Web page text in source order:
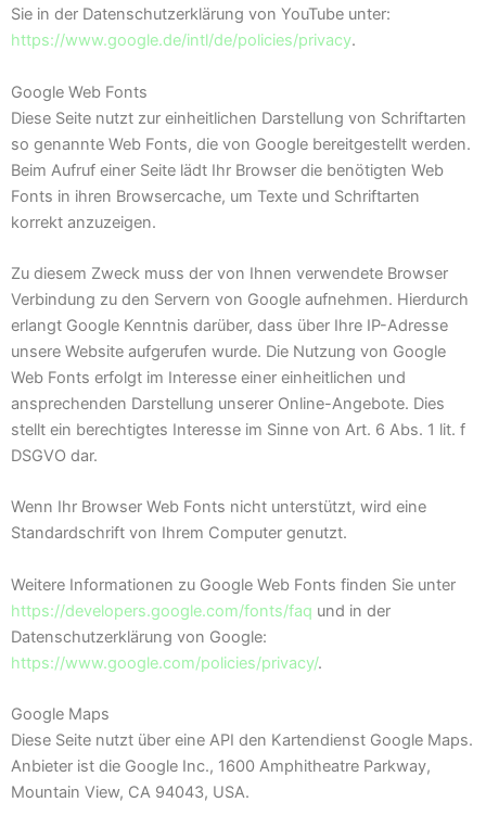
Sie in der Datenschutzerklärung von YouTube unter:
https://www.google.de/intl/de/policies/privacy.
Google Web Fonts
Diese Seite nutzt zur einheitlichen Darstellung von Schriftarten
so genannte Web Fonts, die von Google bereitgestellt werden.
Beim Aufruf einer Seite lädt Ihr Browser die benötigten Web
Fonts in ihren Browsercache, um Texte und Schriftarten
korrekt anzuzeigen.
Zu diesem Zweck muss der von Ihnen verwendete Browser
Verbindung zu den Servern von Google aufnehmen. Hierdurch
erlangt Google Kenntnis darüber, dass über Ihre IP-Adresse
unsere Website aufgerufen wurde. Die Nutzung von Google
Web Fonts erfolgt im Interesse einer einheitlichen und
ansprechenden Darstellung unserer Online-Angebote. Dies
stellt ein berechtigtes Interesse im Sinne von Art. 6 Abs. 1 lit. f
DSGVO dar.
Wenn Ihr Browser Web Fonts nicht unterstützt, wird eine
Standardschrift von Ihrem Computer genutzt.
Weitere Informationen zu Google Web Fonts finden Sie unter
https://developers.google.com/fonts/faq und in der
Datenschutzerklärung von Google:
https://www.google.com/policies/privacy/.
Google Maps
Diese Seite nutzt über eine API den Kartendienst Google Maps.
Anbieter ist die Google Inc., 1600 Amphitheatre Parkway,
Mountain View, CA 94043, USA.